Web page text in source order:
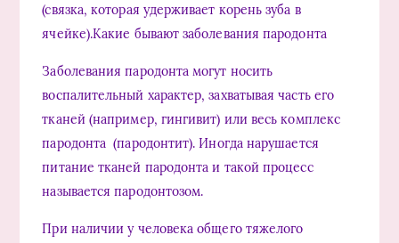
(связка, которая удерживает корень зуба в
ячейке).Какие бывают заболевания пародонта
Заболевания пародонта могут носить
воспалительный характер, захватывая часть его
тканей (например, гингивит) или весь комплекс
пародонта (пародонтит). Иногда нарушается
питание тканей пародонта и такой процесс
называется пародонтозом.
При наличии у человека общего тяжелого